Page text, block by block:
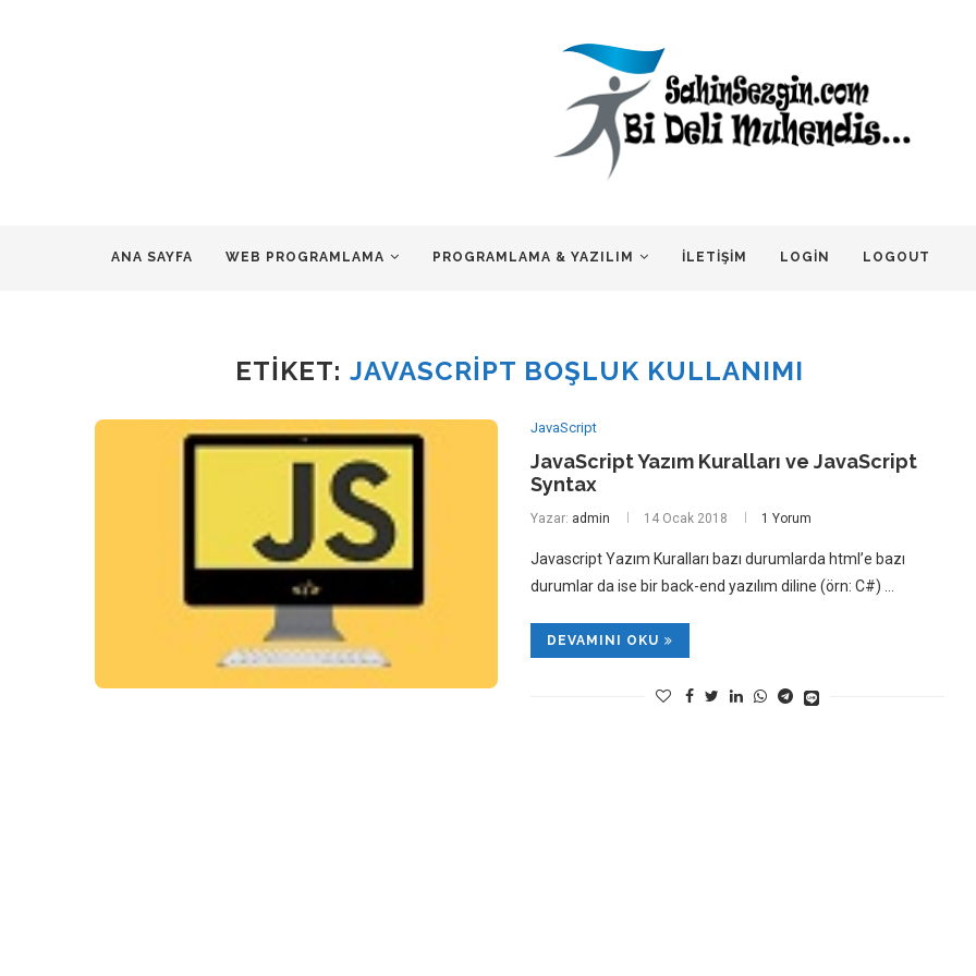
ANA SAYFA WEB PROGRAMLAMA PROGRAMLAMA & YAZILIM İLETIŞIM LOGIN LOGOUT
ETIKET: JAVASCRIPT BOŞLUK KULLANIMI
JavaScript
JavaScript Yazım Kuralları ve JavaScript
Syntax
Yazar: admin 14 Ocak 2018 1 Yorum
Javascript Yazım Kuralları bazı durumlarda html’e bazı
durumlar da ise bir back-end yazılım diline (örn: C#) …
DEVAMINI OKU